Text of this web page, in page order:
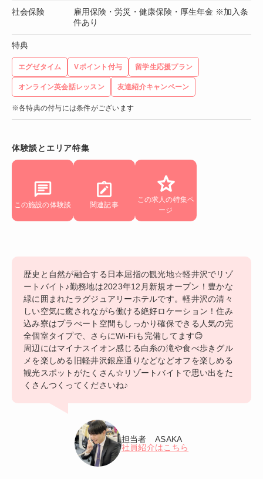
社会保険
雇用保険・労災・健康保険・厚生年金 ※加入条
件あり
特典
エグゼタイム Vポイント付与 留学生応援プラン
オンライン英会話レッスン 友達紹介キャンペーン
※各特典の付与には条件がございます
体験談とエリア特集
この施設の体験談 関連記事
この求人の特集ペ
ージ
歴史と自然が融合する日本屈指の観光地☆軽井沢でリゾ
ートバイト♪勤務地は2023年12月新規オープン！豊かな
緑に囲まれたラグジュアリーホテルです。軽井沢の清々
しい空気に癒されながら働ける絶好ロケーション！住み
込み寮はプラべート空間もしっかり確保できる人気の完
全個室タイプで、さらにWi-Fiも完備してます😊
周辺にはマイナスイオン感じる白糸の滝や食べ歩きグル
メを楽しめる旧軽井沢銀座通りなどなどオフを楽しめる
観光スポットがたくさん☆リゾートバイトで思い出をた
くさんつくってくださいね♪
担当者 ASAKA
社員紹介はこちら